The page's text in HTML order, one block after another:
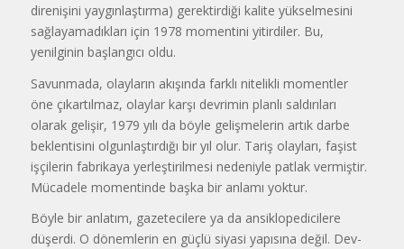
direnişini yaygınlaştırma) gerektirdiği kalite yükselmesini
sağlayamadıkları için 1978 momentini yitirdiler. Bu,
yenilginin başlangıcı oldu.
Savunmada, olayların akışında farklı nitelikli momentler
öne çıkartılmaz, olaylar karşı devrimin planlı saldırıları
olarak gelişir, 1979 yılı da böyle gelişmelerin artık darbe
beklentisini olgunlaştırdığı bir yıl olur. Tariş olayları, faşist
işçilerin fabrikaya yerleştirilmesi nedeniyle patlak vermiştir.
Mücadele momentinde başka bir anlamı yoktur.
Böyle bir anlatım, gazetecilere ya da ansiklopedicilere
düşerdi. O dönemlerin en güçlü siyasi yapısına değil. Dev-